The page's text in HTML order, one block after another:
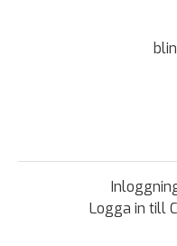
Logga in till